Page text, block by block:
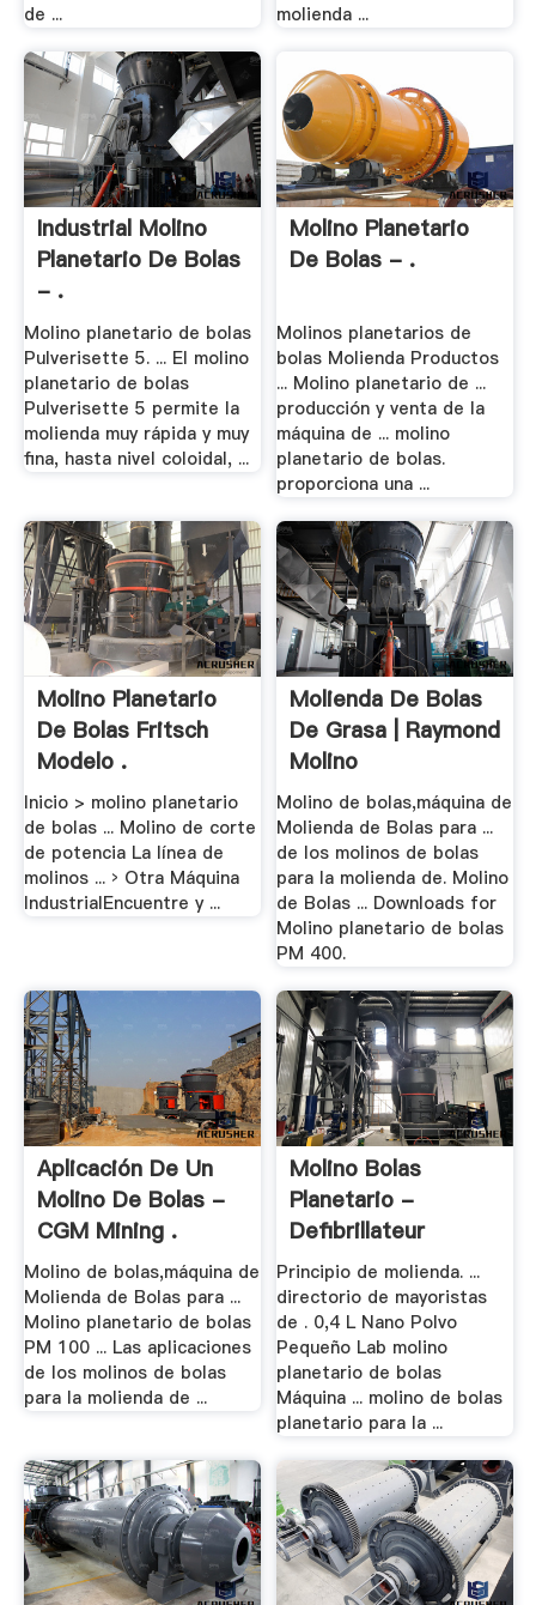
de ...
molienda ...
Industrial Molino
Planetario De Bolas
- .
Molino planetario de bolas
Pulverisette 5. ... El molino
planetario de bolas
Pulverisette 5 permite la
molienda muy rápida y muy
fina, hasta nivel coloidal, ...
Molino Planetario
De Bolas - .
Molinos planetarios de
bolas Molienda Productos
... Molino planetario de ...
producción y venta de la
máquina de ... molino
planetario de bolas.
proporciona una ...
Molino Planetario
De Bolas Fritsch
Modelo .
Inicio > molino planetario
de bolas ... Molino de corte
de potencia La línea de
molinos ... › Otra Máquina
IndustrialEncuentre y ...
Molienda De Bolas
De Grasa | Raymond
Molino
Molino de bolas,máquina de
Molienda de Bolas para ...
de los molinos de bolas
para la molienda de. Molino
de Bolas ... Downloads for
Molino planetario de bolas
PM 400.
Aplicación De Un
Molino De Bolas -
CGM Mining .
Molino de bolas,máquina de
Molienda de Bolas para ...
Molino planetario de bolas
PM 100 ... Las aplicaciones
de los molinos de bolas
para la molienda de ...
Molino Bolas
Planetario -
Defibrillateur
Principio de molienda. ...
directorio de mayoristas
de . 0,4 L Nano Polvo
Pequeño Lab molino
planetario de bolas
Máquina ... molino de bolas
planetario para la ...